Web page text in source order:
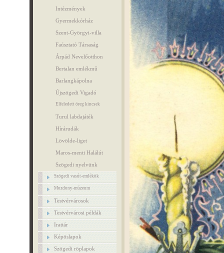
Intézmények
Gyermekkórház
Szent-Györgyi-villa
Faúsztató Társaság
Árpád Nevelőotthon
Bertalan emlékmű
Barlangkápolna
Újszögedi Vigadó
Elfeledett öreg kincsek
Turul labdajáték
Hírárudák
Lövölde-liget
Maros-menti Halálút
Szögedi nyelvünk
Szögedi vasút-emlékök
Mozdony-múzeum
Testvérvárosok
Testvérvárosi példák
Irattár
Képöslapok
Szögedi röplapok